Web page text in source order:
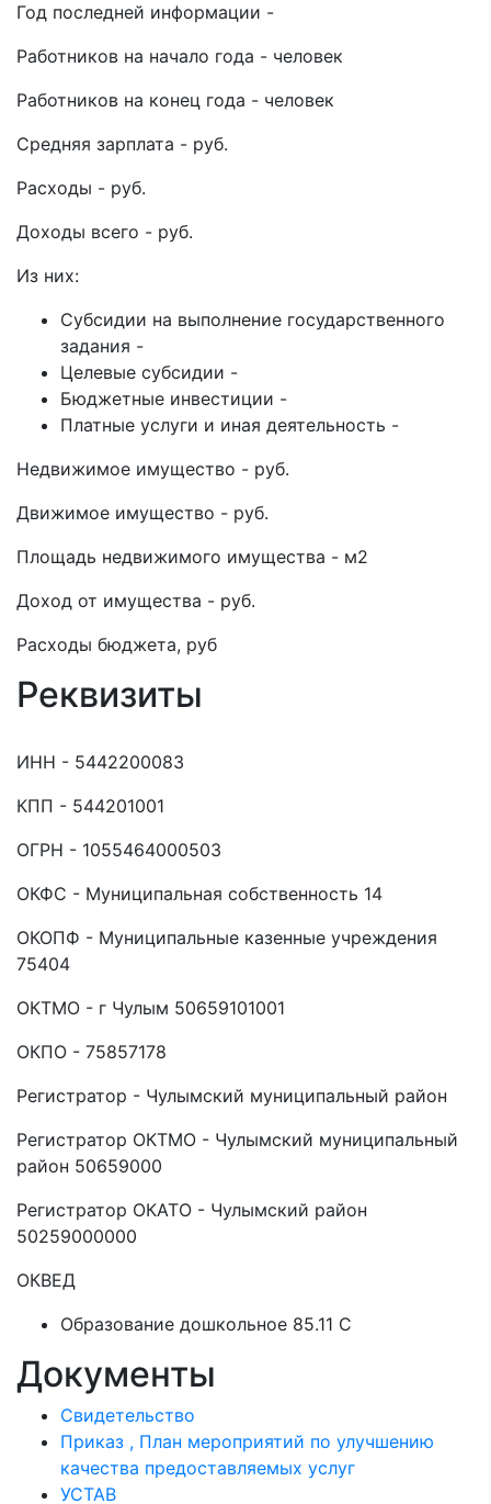
Год последней информации -
Работников на начало года - человек
Работников на конец года - человек
Средняя зарплата - руб.
Расходы - руб.
Доходы всего - руб.
Из них:
Субсидии на выполнение государственного
задания -
Целевые субсидии -
Бюджетные инвестиции -
Платные услуги и иная деятельность -
Недвижимое имущество - руб.
Движимое имущество - руб.
Площадь недвижимого имущества - м2
Доход от имущества - руб.
Расходы бюджета, руб
Реквизиты
ИНН - 5442200083
КПП - 544201001
ОГРН - 1055464000503
ОКФС - Муниципальная собственность 14
ОКОПФ - Муниципальные казенные учреждения
75404
ОКТМО - г Чулым 50659101001
ОКПО - 75857178
Регистратор - Чулымский муниципальный район
Регистратор ОКТМО - Чулымский муниципальный
район 50659000
Регистратор ОКАТО - Чулымский район
50259000000
ОКВЕД
Образование дошкольное 85.11 C
Документы
Свидетельство
Приказ , План мероприятий по улучшению
качества предоставляемых услуг
УСТАВ